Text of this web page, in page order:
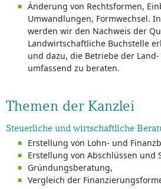
Änderung von Rechtsformen,
Umwandlungen, Formwechsel.
werden wir den Nachweis der
Landwirtschaftliche Buchstelle
und dazu, die Betriebe der
umfassend zu beraten.
Themen der Kanzlei
Steuerliche und wirtschaftliche
Erstellung von Lohn- und
Erstellung von Abschlüssen und
Gründungsberatung,
Vergleich der